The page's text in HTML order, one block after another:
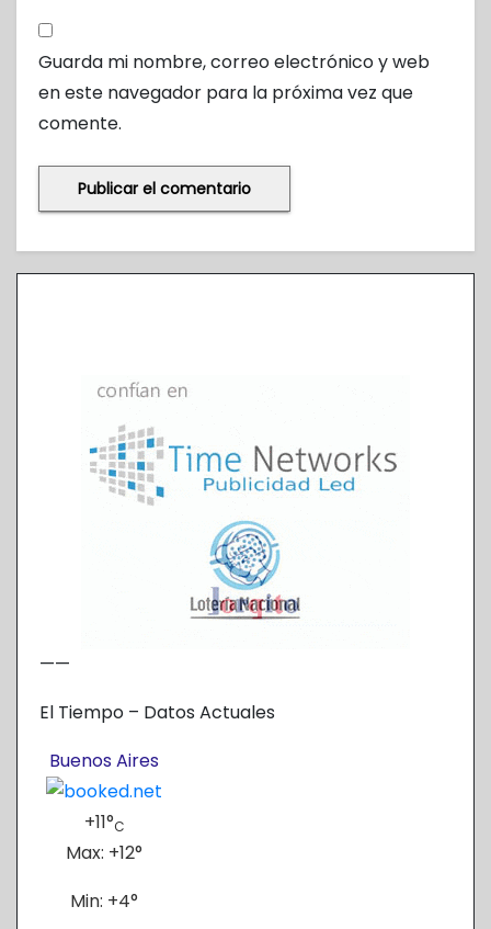
Guarda mi nombre, correo electrónico y web
en este navegador para la próxima vez que
comente.
——
El Tiempo – Datos Actuales
Buenos Aires
+11°C
Max: +12°
Min: +4°